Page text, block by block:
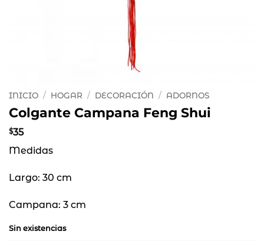
INICIO / HOGAR / DECORACIÓN / ADORNOS
Colgante Campana Feng Shui
$35
Medidas
Largo: 30 cm
Campana: 3 cm
Sin existencias